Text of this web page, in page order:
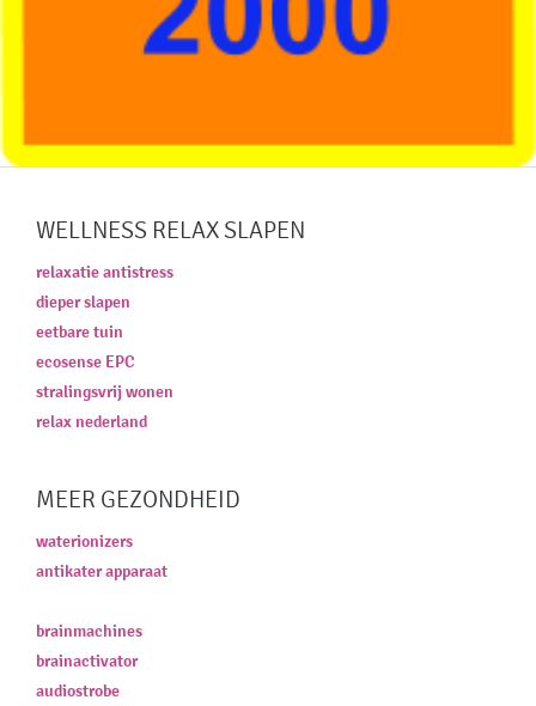
WELLNESS RELAX SLAPEN
relaxatie antistress
dieper slapen
eetbare tuin
ecosense EPC
stralingsvrij wonen
relax nederland
MEER GEZONDHEID
waterionizers
antikater apparaat
brainmachines
brainactivator
audiostrobe